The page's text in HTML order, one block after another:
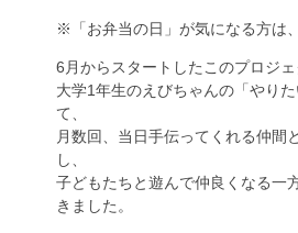
※「お弁当の日」が気になる方は、
6月からスタートしたこのプロジェ
大学1年生のえびちゃんの「やり
て、
月数回、当日手伝ってくれる仲間
し、
子どもたちと遊んで仲良くなる一
きました。